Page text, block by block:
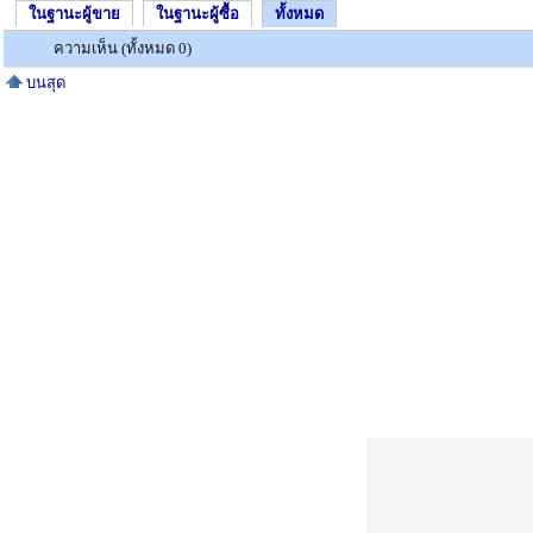
ในฐานะผู้ขาย ในฐานะผู้ซื้อ
ทั้งหมด
ความเห็น (ทั้งหมด 0)
บนสุด